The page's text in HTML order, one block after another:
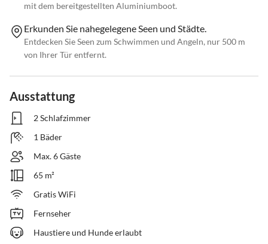
mit dem bereitgestellten Aluminiumboot.
Erkunden Sie nahegelegene Seen und Städte.
Entdecken Sie Seen zum Schwimmen und Angeln, nur 500 m
von Ihrer Tür entfernt.
Ausstattung
2 Schlafzimmer
1 Bäder
Max. 6 Gäste
65 m²
Gratis WiFi
Fernseher
Haustiere und Hunde erlaubt